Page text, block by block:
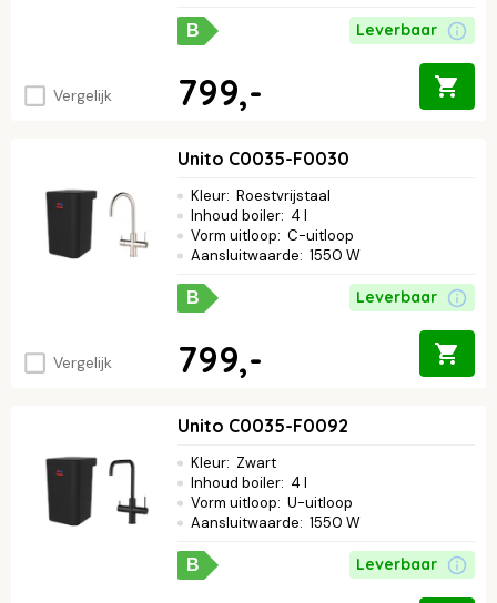
Vergelijk
B Leverbaar
799,-
Vergelijk
Unito C0035-F0030
Kleur: Roestvrijstaal
Inhoud boiler: 4 l
Vorm uitloop: C-uitloop
Aansluitwaarde: 1550 W
B Leverbaar
799,-
Unito C0035-F0092
Kleur: Zwart
Inhoud boiler: 4 l
Vorm uitloop: U-uitloop
Aansluitwaarde: 1550 W
B Leverbaar